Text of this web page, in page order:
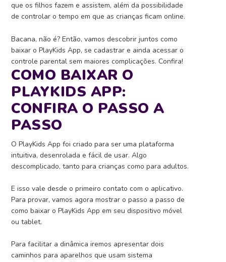
que os filhos fazem e assistem, além da possibilidade
de controlar o tempo em que as crianças ficam online.
Bacana, não é? Então, vamos descobrir juntos como
baixar o PlayKids App, se cadastrar e ainda acessar o
controle parental sem maiores complicações. Confira!
COMO BAIXAR O
PLAYKIDS APP:
CONFIRA O PASSO A
PASSO
O PlayKids App foi criado para ser uma plataforma
intuitiva, desenrolada e fácil de usar. Algo
descomplicado, tanto para crianças como para adultos.
E isso vale desde o primeiro contato com o aplicativo.
Para provar, vamos agora mostrar o passo a passo de
como baixar o PlayKids App em seu dispositivo móvel
ou tablet.
Para facilitar a dinâmica iremos apresentar dois
caminhos para aparelhos que usam sistema